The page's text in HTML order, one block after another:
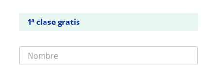
1ª clase gratis